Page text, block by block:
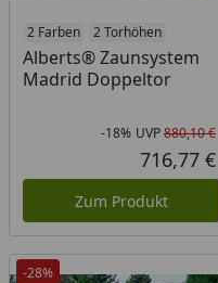
2 Farben 2 Torhöhen
Alberts® Zaunsystem
Madrid Doppeltor
-18% UVP880,10 €
716,77 €
Zum Produkt
-28%